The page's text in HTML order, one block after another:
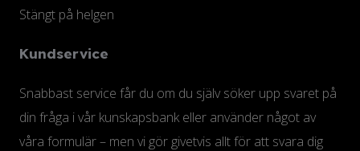
Stängt på helgen
Kundservice
Snabbast service får du om du själv söker upp svaret på
din fråga i vår kunskapsbank eller använder något av
våra formulär – men vi gör givetvis allt för att svara dig